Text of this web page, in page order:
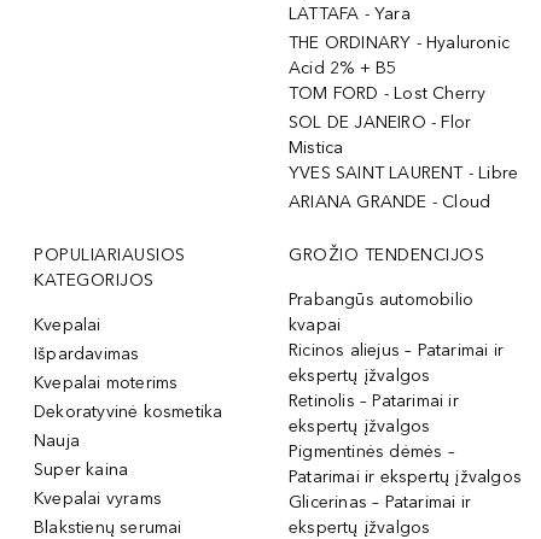
LATTAFA - Yara
THE ORDINARY - Hyaluronic
Acid 2% + B5
TOM FORD - Lost Cherry
SOL DE JANEIRO - Flor
Mistica
YVES SAINT LAURENT - Libre
ARIANA GRANDE - Cloud
POPULIARIAUSIOS
KATEGORIJOS
Kvepalai
Išpardavimas
Kvepalai moterims
Dekoratyvinė kosmetika
Nauja
Super kaina
Kvepalai vyrams
Blakstienų serumai
GROŽIO TENDENCIJOS
Prabangūs automobilio
kvapai
Ricinos aliejus – Patarimai ir
ekspertų įžvalgos
Retinolis – Patarimai ir
ekspertų įžvalgos
Pigmentinės dėmės –
Patarimai ir ekspertų įžvalgos
Glicerinas – Patarimai ir
ekspertų įžvalgos